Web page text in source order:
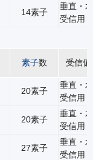
14素子
垂直・水
受信用
素子数 受信偏波
20素子
垂直・水
受信用
20素子
垂直・水
受信用
27素子
垂直・水
受信用